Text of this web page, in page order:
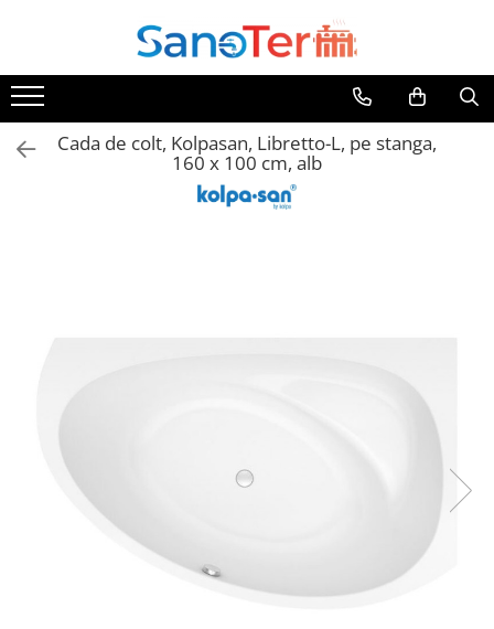
Toate Produsele
Obiecte Sanitare
Lavoare
Vase wc statative
Seturi vase wc monobloc
Accesorii vase wc
Cada de colt, Kolpasan, Libretto-L, pe stanga,
160 x 100 cm, alb